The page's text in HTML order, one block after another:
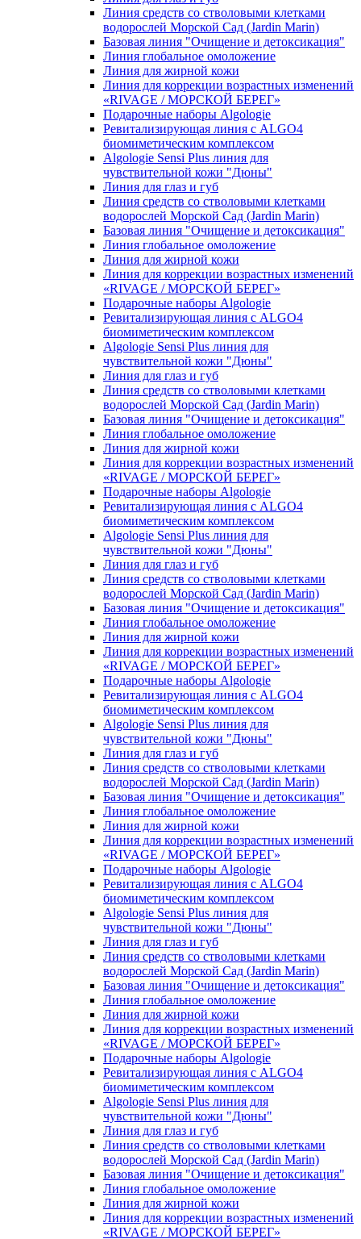
Линия средств со стволовыми клетками
водорослей Морской Сад (Jardin Marin)
Базовая линия "Очищение и детоксикация"
Линия глобальное омоложение
Линия для жирной кожи
Линия для коррекции возрастных изменений
«RIVAGE / МОРСКОЙ БЕРЕГ»
Подарочные наборы Algologie
Ревитализирующая линия с ALGO4
биомиметическим комплексом
Algologie Sensi Plus линия для
чувcтвительной кожи "Дюны"
Линия для глаз и губ
Линия средств со стволовыми клетками
водорослей Морской Сад (Jardin Marin)
Базовая линия "Очищение и детоксикация"
Линия глобальное омоложение
Линия для жирной кожи
Линия для коррекции возрастных изменений
«RIVAGE / МОРСКОЙ БЕРЕГ»
Подарочные наборы Algologie
Ревитализирующая линия с ALGO4
биомиметическим комплексом
Algologie Sensi Plus линия для
чувcтвительной кожи "Дюны"
Линия для глаз и губ
Линия средств со стволовыми клетками
водорослей Морской Сад (Jardin Marin)
Базовая линия "Очищение и детоксикация"
Линия глобальное омоложение
Линия для жирной кожи
Линия для коррекции возрастных изменений
«RIVAGE / МОРСКОЙ БЕРЕГ»
Подарочные наборы Algologie
Ревитализирующая линия с ALGO4
биомиметическим комплексом
Algologie Sensi Plus линия для
чувcтвительной кожи "Дюны"
Линия для глаз и губ
Линия средств со стволовыми клетками
водорослей Морской Сад (Jardin Marin)
Базовая линия "Очищение и детоксикация"
Линия глобальное омоложение
Линия для жирной кожи
Линия для коррекции возрастных изменений
«RIVAGE / МОРСКОЙ БЕРЕГ»
Подарочные наборы Algologie
Ревитализирующая линия с ALGO4
биомиметическим комплексом
Algologie Sensi Plus линия для
чувcтвительной кожи "Дюны"
Линия для глаз и губ
Линия средств со стволовыми клетками
водорослей Морской Сад (Jardin Marin)
Базовая линия "Очищение и детоксикация"
Линия глобальное омоложение
Линия для жирной кожи
Линия для коррекции возрастных изменений
«RIVAGE / МОРСКОЙ БЕРЕГ»
Подарочные наборы Algologie
Ревитализирующая линия с ALGO4
биомиметическим комплексом
Algologie Sensi Plus линия для
чувcтвительной кожи "Дюны"
Линия для глаз и губ
Линия средств со стволовыми клетками
водорослей Морской Сад (Jardin Marin)
Базовая линия "Очищение и детоксикация"
Линия глобальное омоложение
Линия для жирной кожи
Линия для коррекции возрастных изменений
«RIVAGE / МОРСКОЙ БЕРЕГ»
Подарочные наборы Algologie
Ревитализирующая линия с ALGO4
биомиметическим комплексом
Algologie Sensi Plus линия для
чувcтвительной кожи "Дюны"
Линия для глаз и губ
Линия средств со стволовыми клетками
водорослей Морской Сад (Jardin Marin)
Базовая линия "Очищение и детоксикация"
Линия глобальное омоложение
Линия для жирной кожи
Линия для коррекции возрастных изменений
«RIVAGE / МОРСКОЙ БЕРЕГ»